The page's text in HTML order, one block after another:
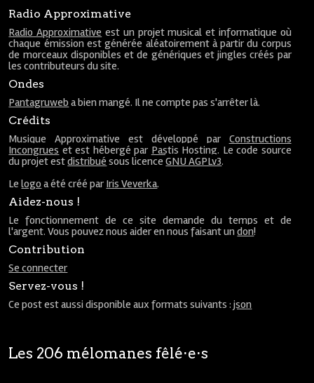
Radio Approximative
Radio Approximative est un projet musical et informatique où
chaque émission est générée aléatoirement à partir du corpus
de morceaux disponibles et de génériques et jingles créés par
les contributeurs du site.
Ondes
Pantagruweb a bien mangé. Il ne compte pas s'arrêter là.
Crédits
Musique Approximative est développé par Constructions
Incongrues et est hébergé par Pastis Hosting. Le code source
du projet estdistribué sous licenceGNU AGPLv3.
Lelogo a été créé par Iris Veverka.
Aidez-nous !
Le fonctionnement de ce site demande du temps et de
l'argent. Vous pouvez nous aider en nous faisant undon!
Contribution
Se connecter
Servez-vous !
Ce post est aussi disponible aux formats suivants :json
Les 206 mélomanes fêlé⋅e⋅s